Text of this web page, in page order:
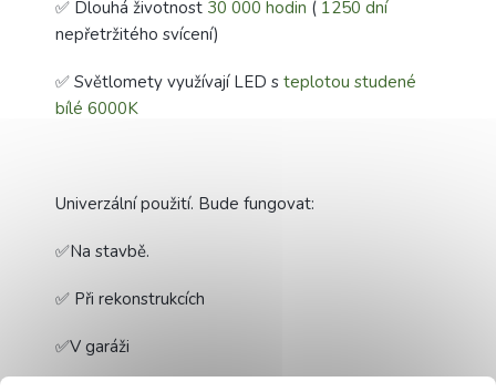
✅ Dlouhá životnost 30 000 hodin ( 1250 dní
nepřetržitého svícení)
✅ Světlomety využívají LED s teplotou studené
bílé 6000K
Univerzální použití. Bude fungovat:
✅Na stavbě.
✅ Při rekonstrukcích
✅V garáži